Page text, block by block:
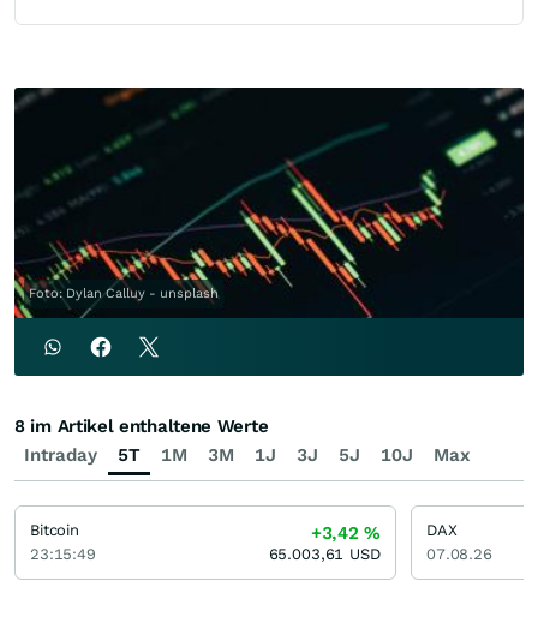
Foto: Dylan Calluy - unsplash
Intraday 5T 1M 3M 1J 3J 5J 10J Max
8 im Artikel enthaltene Werte
Bitcoin
23:15:49
+3,42%
65.003,61 USD
DAX
07.08.26